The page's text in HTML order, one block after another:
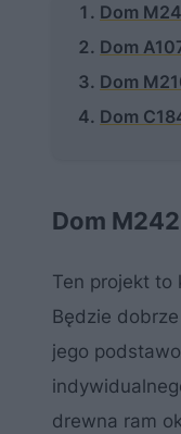
Dom
Dom
Dom
Dom
Dom
Ten projekt to
Będzie
jego
drewna ram